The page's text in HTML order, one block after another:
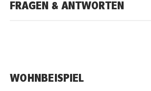
FRAGEN & ANTWORTEN
WOHNBEISPIEL